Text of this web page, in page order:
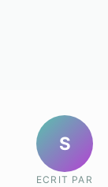
S
ECRIT PAR